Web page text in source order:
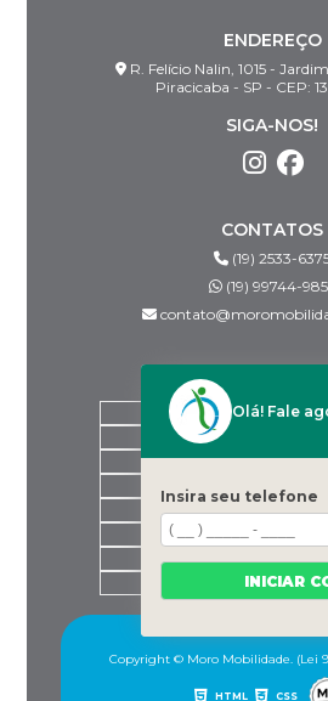
ENDEREÇO
R. Felício Nalin, 1015 -
Piracicaba - SP - CEP:
SIGA-NOS!
CONTATOS
(19) 2533-
(19) 99744-
HOME
PRODUTOS
DESPACHANTES
CONTATO
CATEGORIAS
MAPA DO SITE
Copyright © Moro Mobilidade. (Lei
HTML CSS
Olá! Fale
Insira seu telefone
INICIAR